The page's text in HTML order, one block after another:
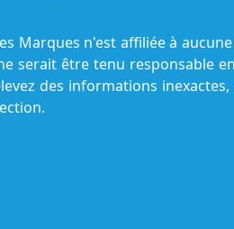
Marques n'est affiliée à
serait être tenu responsable
des informations